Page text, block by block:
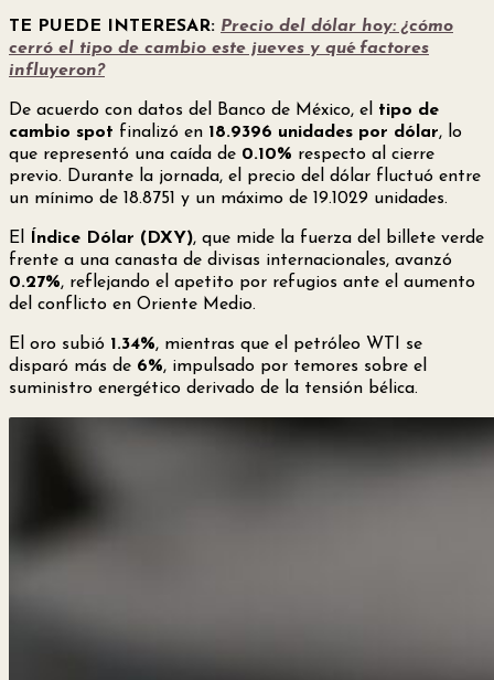
TE PUEDE INTERESAR: Precio del dólar hoy: ¿cómo
cerró el tipo de cambio este jueves y qué factores
influyeron?
De acuerdo con datos del Banco de México, el tipo de
cambio spot finalizó en 18.9396 unidades por dólar, lo
que representó una caída de 0.10% respecto al cierre
previo. Durante la jornada, el precio del dólar fluctuó entre
un mínimo de 18.8751 y un máximo de 19.1029 unidades.
El Índice Dólar (DXY), que mide la fuerza del billete verde
frente a una canasta de divisas internacionales, avanzó
0.27%, reflejando el apetito por refugios ante el aumento
del conflicto en Oriente Medio.
El oro subió 1.34%, mientras que el petróleo WTI se
disparó más de 6%, impulsado por temores sobre el
suministro energético derivado de la tensión bélica.